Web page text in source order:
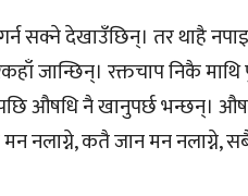
सक्ने देखाउँछिन्। तर थाहै
जान्छिन्। रक्तचाप निकै
औषधि नै खानुपर्छ भन्छन्।
नलाग्ने, कतै जान मन नलाग्ने,